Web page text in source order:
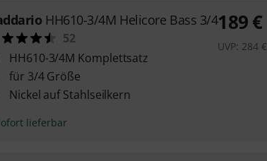
HH610-3/4M Helicore Bass 3/4
52
HH610-3/4M Komplettsatz
für 3/4 Größe
Nickel auf Stahlseilkern
lieferbar
189€
UVP: 284 €